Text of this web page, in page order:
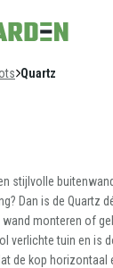
Quartz
stijlvolle
Dan is de Quartz
wand monteren of
verlichte tuin en is
de kop horizontaal